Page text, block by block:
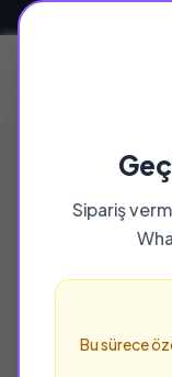
Sipariş
Bu sürece